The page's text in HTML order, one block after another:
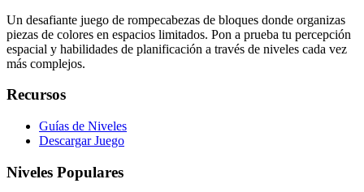
Un desafiante juego de rompecabezas de bloques donde organizas
piezas de colores en espacios limitados. Pon a prueba tu percepción
espacial y habilidades de planificación a través de niveles cada vez
más complejos.
Recursos
Guías de Niveles
Descargar Juego
Niveles Populares